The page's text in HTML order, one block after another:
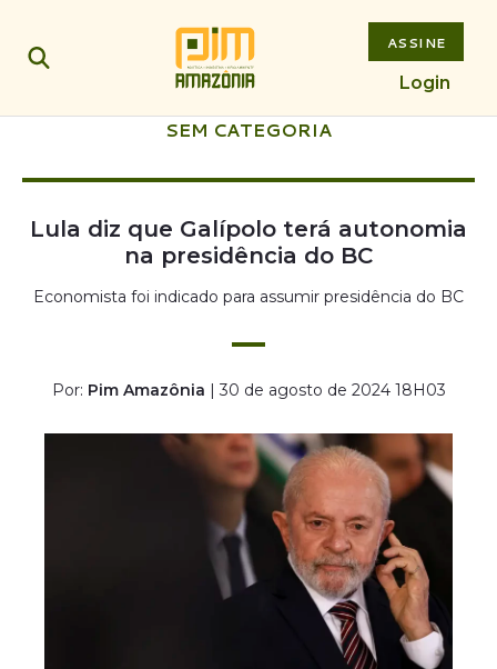
ASSINE
Login
SEM CATEGORIA
Lula diz que Galípolo terá autonomia
na presidência do BC
Economista foi indicado para assumir presidência do BC
Por: Pim Amazônia | 30 de agosto de 2024 18H03